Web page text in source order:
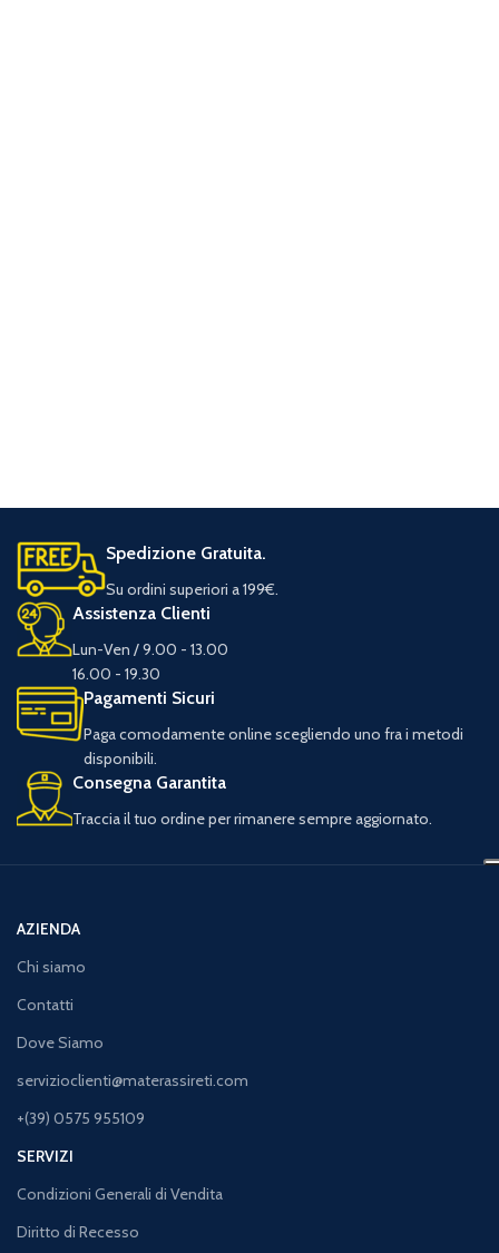
Spedizione Gratuita.
Su ordini superiori a 199€.
Assistenza Clienti
Lun-Ven / 9.00 - 13.00
16.00 - 19.30
Pagamenti Sicuri
Paga comodamente online scegliendo uno fra i metodi
disponibili.
Consegna Garantita
Traccia il tuo ordine per rimanere sempre aggiornato.
AZIENDA
Chi siamo
Contatti
Dove Siamo
servizioclienti@materassireti.com
+(39) 0575 955109
SERVIZI
Condizioni Generali di Vendita
Diritto di Recesso